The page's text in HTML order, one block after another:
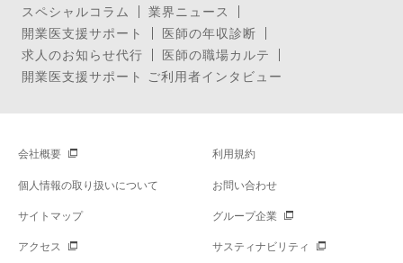
スペシャルコラム
業界ニュース
開業医支援サポート
医師の年収診断
求人のお知らせ代行
医師の職場カルテ
開業医支援サポート ご利用者インタビュー
会社概要 利用規約
個人情報の取り扱いについて お問い合わせ
サイトマップ グループ企業
アクセス サスティナビリティ